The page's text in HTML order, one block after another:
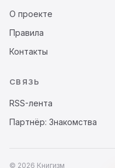
О проекте
Правила
Контакты
СВЯЗЬ
RSS-лента
Партнёр: Знакомства
© 2026 Книгизм